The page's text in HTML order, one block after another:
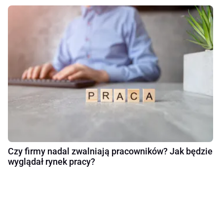
Czy firmy nadal zwalniają pracowników? Jak będzie
wyglądał rynek pracy?